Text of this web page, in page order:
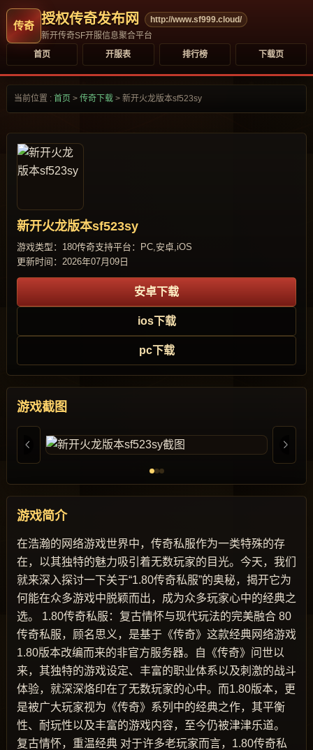
授权传奇发布网
http://www.sf999.cloud/
新开传奇SF开服信息聚合平台
首页
开服表 排行榜 下载页
当前位置 : 首页 > 传奇下载 > 新开火龙版本sf523sy
新开火龙版本sf523sy
游戏类型：180传奇支持平台：PC,安卓,iOS
更新时间：2026年07月09日
安卓下载
ios下载
pc下载
游戏截图
游戏简介
在浩瀚的网络游戏世界中，传奇私服作为一类特殊的存
在，以其独特的魅力吸引着无数玩家的目光。今天，我们
就来深入探讨一下关于“1.80传奇私服”的奥秘，揭开它为
何能在众多游戏中脱颖而出，成为众多玩家心中的经典之
选。 1.80传奇私服：复古情怀与现代玩法的完美融合 80
传奇私服，顾名思义，是基于《传奇》这款经典网络游戏
1.80版本改编而来的非官方服务器。自《传奇》问世以
来，其独特的游戏设定、丰富的职业体系以及刺激的战斗
体验，就深深烙印在了无数玩家的心中。而1.80版本，更
是被广大玩家视为《传奇》系列中的经典之作，其平衡
性、耐玩性以及丰富的游戏内容，至今仍被津津乐道。
复古情怀，重温经典 对于许多老玩家而言，1.80传奇私